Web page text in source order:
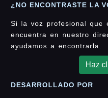
¿NO ENCONTRASTE LA
Si la voz profesional que
encuentra en nuestro
ayudamos a encontrarla.
Haz
DESARROLLADO POR